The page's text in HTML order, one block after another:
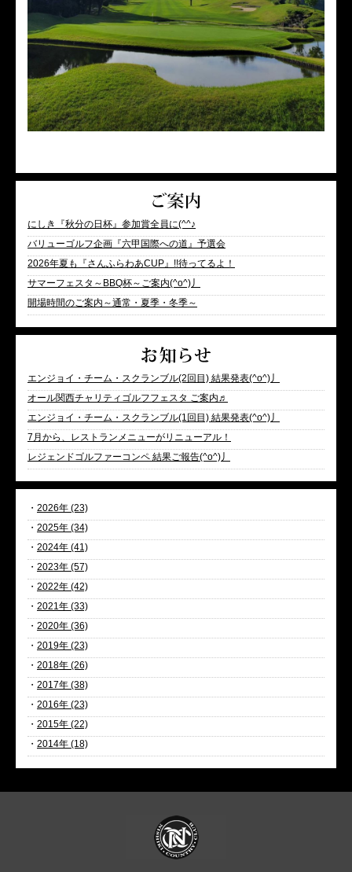
にしき『秋分の日杯』参加賞全員に(^^♪
バリューゴルフ企画『六甲国際への道』予選会
2026年夏も『さんふらわあCUP』!!待ってるよ！
サマーフェスタ～BBQ杯～ご案内(^o^)丿
開場時間のご案内～通常・夏季・冬季～
エンジョイ・チーム・スクランブル(2回目) 結果発表(^o^)丿
オール関西チャリティゴルフフェスタ ご案内♬
エンジョイ・チーム・スクランブル(1回目) 結果発表(^o^)丿
7月から、レストランメニューがリニューアル！
レジェンドゴルファーコンペ 結果ご報告(^o^)丿
・ 2026年 (23)
・ 2025年 (34)
・ 2024年 (41)
・ 2023年 (57)
・ 2022年 (42)
・ 2021年 (33)
・ 2020年 (36)
・ 2019年 (23)
・ 2018年 (26)
・ 2017年 (38)
・ 2016年 (23)
・ 2015年 (22)
・ 2014年 (18)